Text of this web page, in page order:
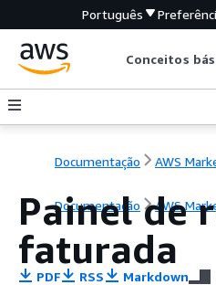
Português
Conceitos
Documentação AWS
Documentação AWS
Painel de
faturada
PDF RSS Markdown